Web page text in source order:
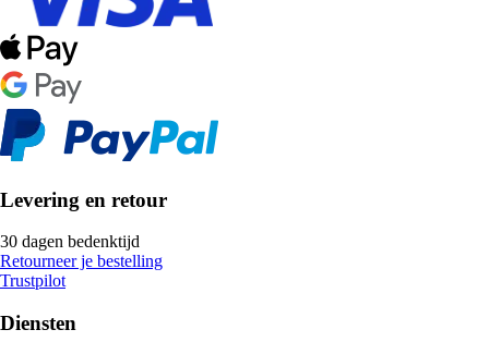
Levering en retour
30 dagen bedenktijd
Retourneer je bestelling
Trustpilot
Diensten